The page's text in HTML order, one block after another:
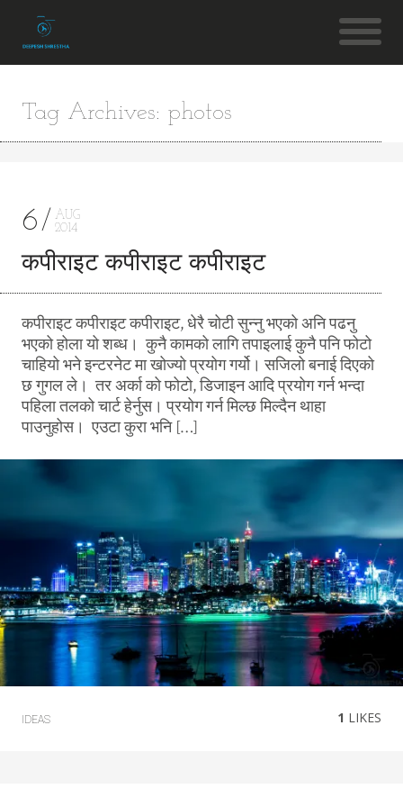
Tag Archives: photos
6
AUG
2014
कपीराइट कपीराइट कपीराइट
कपीराइट कपीराइट कपीराइट, धेरै चोटी सुन्नु भएको अनि पढनु
भएको होला यो शब्ध। कुनै कामको लागि तपाइलाई कुनै पनि फोटो
चाहियो भने इन्टरनेट मा खोज्यो प्रयोग गर्यो। सजिलो बनाई दिएको
छ गुगल ले। तर अर्का को फोटो, डिजाइन आदि प्रयोग गर्न भन्दा
पहिला तलको चार्ट हेर्नुस। प्रयोग गर्न मिल्छ मिल्दैन थाहा
पाउनुहोस। एउटा कुरा भनि […]
IDEAS 1 LIKES